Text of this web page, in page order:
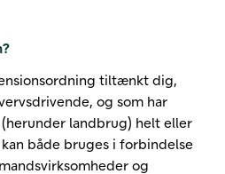
tiltænkt dig,
og som har
landbrug) helt eller
både bruges i forbindelse
og